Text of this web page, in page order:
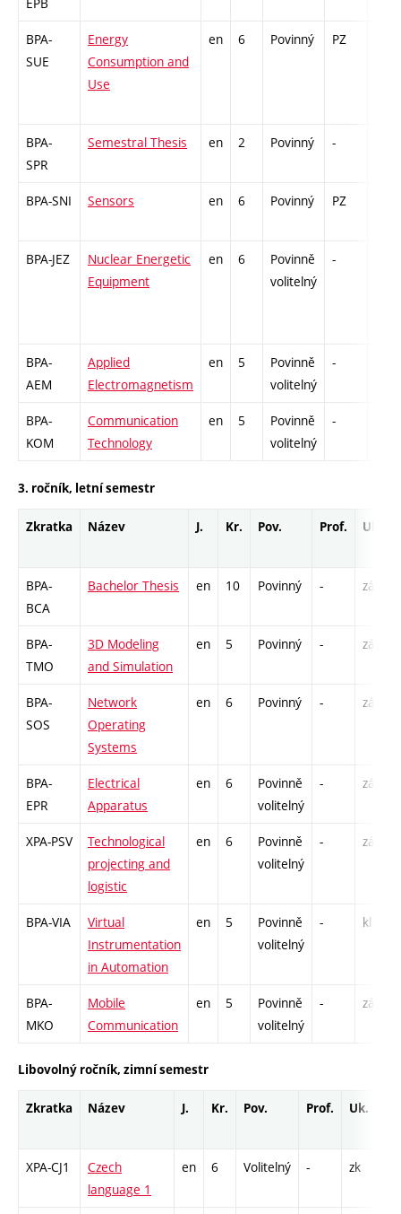
BPA-
SUE
Energy
Consumption and
Use
en 6 Povinný PZ
BPA-
SPR
Semestral Thesis en 2 Povinný -
BPA-SNI Sensors en 6 Povinný PZ
BPA-JEZ
Nuclear Energetic
Equipment
en 6
Povinně
volitelný
-
BPA-
AEM
Applied
Electromagnetism
en 5
Povinně
volitelný
-
BPA-
KOM
Communication
Technology
en 5
Povinně
volitelný
-
3. ročník, letní semestr
Zkratka Název J. Kr. Pov. Prof. Uk.
BPA-
BCA
Bachelor Thesis en 10 Povinný - zá
BPA-
TMO
3D Modeling
and Simulation
en 5 Povinný - zá,zk
BPA-
SOS
Network
Operating
Systems
en 6 Povinný - zá,zk
BPA-
EPR
Electrical
Apparatus
en 6
Povinně
volitelný
- zá,zk
XPA-PSV
Technological
projecting and
logistic
en 6
Povinně
volitelný
- zá,zk
BPA-VIA
Virtual
Instrumentation
in Automation
en 5
Povinně
volitelný
- kl
BPA-
MKO
Mobile
Communication
en 5
Povinně
volitelný
- zá,zk
Libovolný ročník, zimní semestr
Zkratka Název J. Kr. Pov. Prof. Uk.
XPA-CJ1
Czech
language 1
en 6 Volitelný - zk